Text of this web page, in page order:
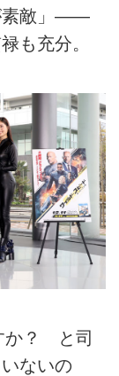
素敵」――
も充分。
か？ と司
ないの